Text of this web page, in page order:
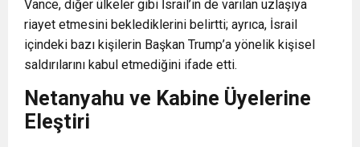
Vance, diğer ülkeler gibi İsrail’in de varılan uzlaşıya
riayet etmesini beklediklerini belirtti; ayrıca, İsrail
içindeki bazı kişilerin Başkan Trump’a yönelik kişisel
saldırılarını kabul etmediğini ifade etti.
Netanyahu ve Kabine Üyelerine
Eleştiri